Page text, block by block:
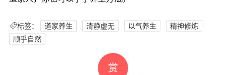
标签： 道家养生 清静虚无 以气养生
精神修炼
顺乎自然
赏